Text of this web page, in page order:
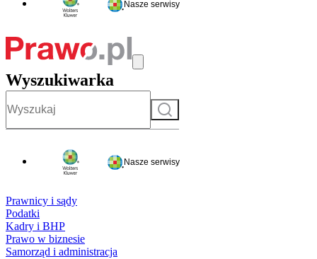
Nasze serwisy
Wyszukiwarka
Szukaj
Nasze serwisy
Prawnicy i sądy
Podatki
Kadry i BHP
Prawo w biznesie
Samorząd i administracja